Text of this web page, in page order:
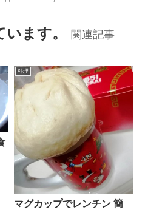
います。 関連記事
料理
マグカップでレンチン 簡